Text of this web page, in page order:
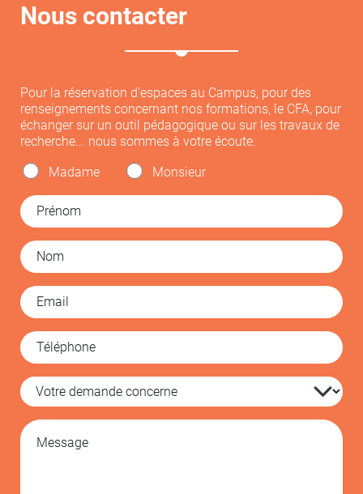
Nous contacter
Pour la réservation d'espaces au Campus, pour des
renseignements concernant nos formations, le CFA, pour
échanger sur un outil pédagogique ou sur les travaux de
recherche... nous sommes à votre écoute.
Madame
Monsieur